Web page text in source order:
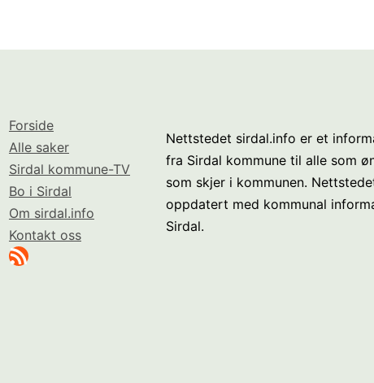
Forside
Alle saker
Sirdal kommune-TV
Bo i Sirdal
Om sirdal.info
Kontakt oss
RSS-strøm
Nettstedet sirdal.info er et
fra Sirdal kommune til alle som
som skjer i kommunen.
oppdatert med kommunal
Sirdal.